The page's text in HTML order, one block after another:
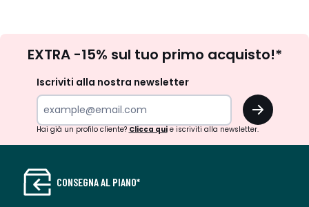
newsletter
EXTRA -15% sul tuo primo acquisto!*
Iscriviti alla nostra newsletter
OK
Hai già un profilo cliente?Clicca quie iscriviti alla newsletter.
CONSEGNA AL PIANO*